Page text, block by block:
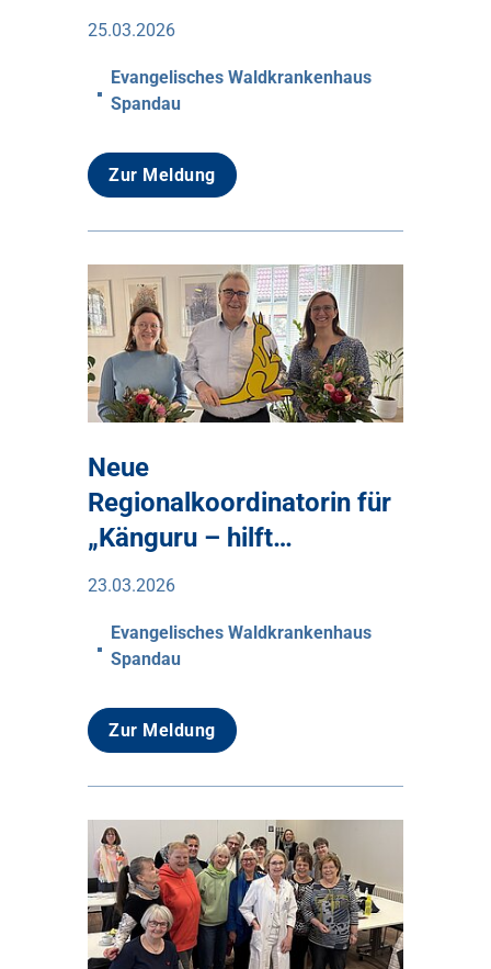
25.03.2026
Evangelisches Waldkrankenhaus
Spandau
Zur Meldung
Neue
Regionalkoordinatorin für
„Känguru – hilft…
23.03.2026
Evangelisches Waldkrankenhaus
Spandau
Zur Meldung